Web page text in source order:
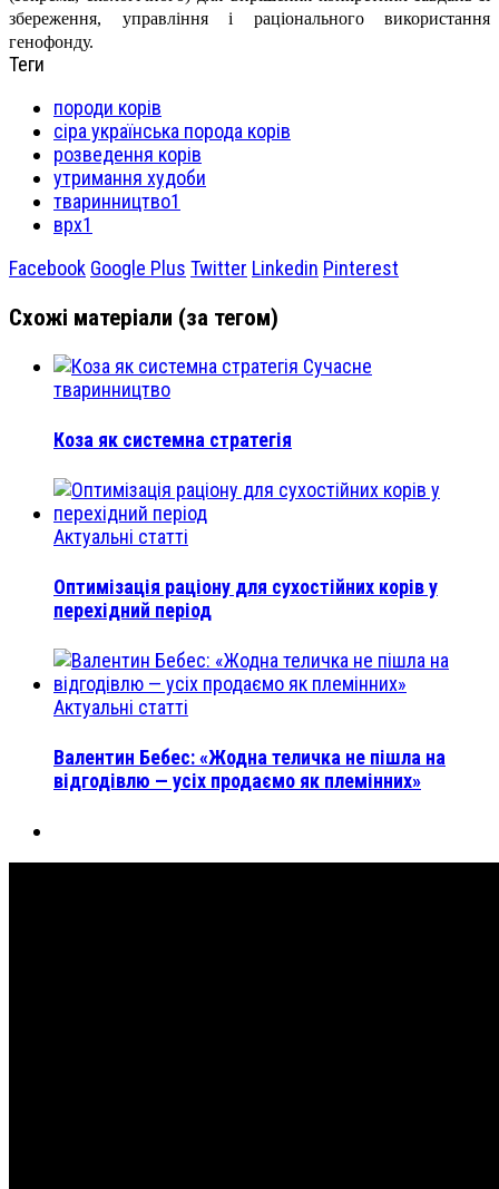
збереження, управління і раціонального використання
генофонду.
Теги
породи корів
сіра українська порода корів
розведення корів
утримання худоби
тваринництво1
врх1
Facebook Google Plus Twitter Linkedin Pinterest
Схожі матеріали (за тегом)
Сучасне
тваринництво
Коза як системна стратегія
Актуальні статті
Оптимізація раціону для сухостійних корів у
перехідний період
Актуальні статті
Валентин Бебес: «Жодна теличка не пішла на
відгодівлю — усіх продаємо як племінних»